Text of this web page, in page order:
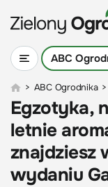
ABC
> ABC Ogrodnika >
Egzotyka,
letnie
znajdziesz
wydaniu